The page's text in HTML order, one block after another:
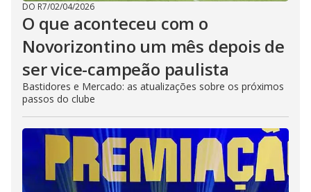
DO R7/02/04/2026
O que aconteceu com o
Novorizontino um mês depois de
ser vice-campeão paulista
Bastidores e Mercado: as atualizações sobre os próximos
passos do clube